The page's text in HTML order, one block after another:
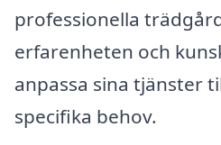
professionella
erfarenheten och
anpassa sina tjänster
specifika behov.